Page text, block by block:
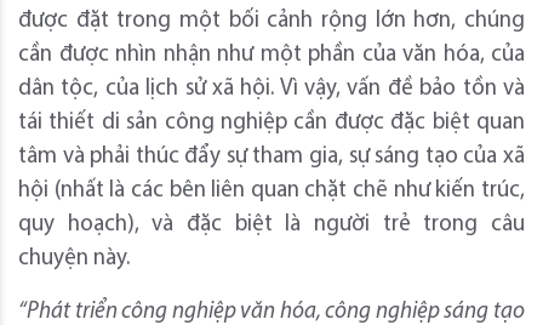
được đặt trong một bối cảnh rộng lớn hơn, chúng
cần được nhìn nhận như một phần của văn hóa, của
dân tộc, của lịch sử xã hội. Vì vậy, vấn đề bảo tồn và
tái thiết di sản công nghiệp cần được đặc biệt quan
tâm và phải thúc đẩy sự tham gia, sự sáng tạo của xã
hội (nhất là các bên liên quan chặt chẽ như kiến trúc,
quy hoạch), và đặc biệt là người trẻ trong câu
chuyện này.
“Phát triển công nghiệp văn hóa, công nghiệp sáng tạo